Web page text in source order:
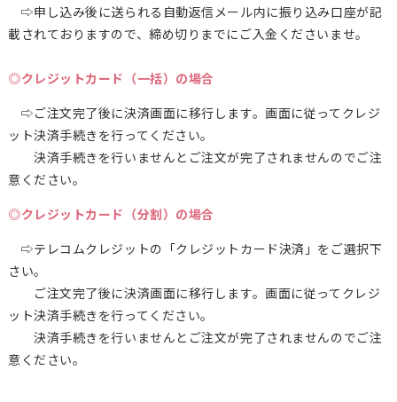
⇨申し込み後に送られる自動返信メール内に振り込み口座が記
載されておりますので、締め切りまでにご入金くださいませ。
◎クレジットカード（一括）の場合
⇨ご注文完了後に決済画面に移行します。画面に従ってクレジ
ット決済手続きを行ってください。
決済手続きを行いませんとご注文が完了されませんのでご注
意ください。
◎クレジットカード（分割）の場合
⇨テレコムクレジットの「クレジットカード決済」をご選択下
さい。
ご注文完了後に決済画面に移行します。画面に従ってクレジ
ット決済手続きを行ってください。
決済手続きを行いませんとご注文が完了されませんのでご注
意ください。